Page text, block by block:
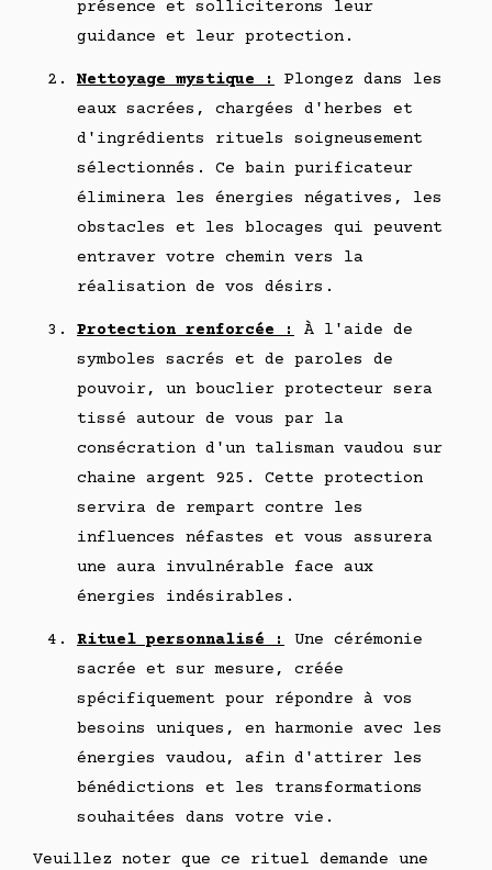
présence et solliciterons leur
guidance et leur protection.
Nettoyage mystique :
Plongez dans les
eaux sacrées, chargées d'herbes et
d'ingrédients rituels soigneusement
sélectionnés. Ce bain purificateur
éliminera les énergies négatives, les
obstacles et les blocages qui peuvent
entraver votre chemin vers la
réalisation de vos désirs.
Protection renforcée :
À l'aide de
symboles sacrés et de paroles de
pouvoir, un bouclier protecteur sera
tissé autour de vous par la
consécration d'un talisman vaudou sur
chaine argent 925. Cette protection
servira de rempart contre les
influences néfastes et vous assurera
une aura invulnérable face aux
énergies indésirables.
Rituel personnalisé :
Une cérémonie
sacrée et sur mesure, créée
spécifiquement pour répondre à vos
besoins uniques, en harmonie avec les
énergies vaudou, afin d'attirer les
bénédictions et les transformations
souhaitées dans votre vie.
Veuillez noter que ce rituel demande une